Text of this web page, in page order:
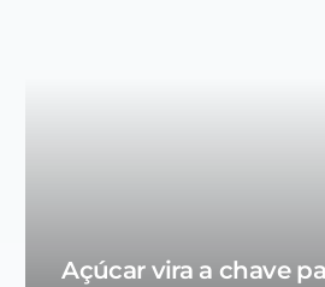
Açúcar vira a chave